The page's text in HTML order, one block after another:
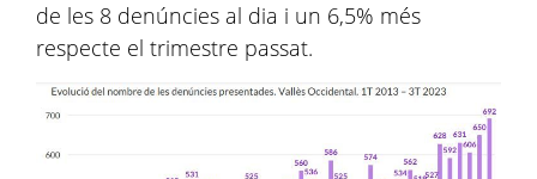
de les 8 denúncies al dia i un 6,5% més
respecte el trimestre passat.